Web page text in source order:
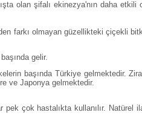
olan şifalı ekinezya'nın daha etkili
farkı olmayan güzellikteki çiçekli
gelir.
başında Türkiye gelmektedir.
ve Japonya gelmektedir.
çok hastalıkta kullanılır. Natürel